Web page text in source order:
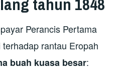
tahun 1848
Perancis Pertama
rantau Eropah
buah kuasa besar: